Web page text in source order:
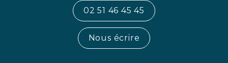
02 51 46 45 45
Nous écrire